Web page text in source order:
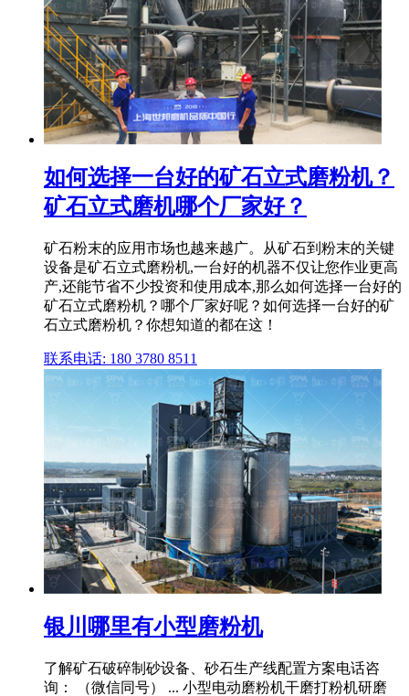
如何选择一台好的矿石立式磨粉机？
矿石立式磨机哪个厂家好？
矿石粉末的应用市场也越来越广。从矿石到粉末的关键
设备是矿石立式磨粉机,一台好的机器不仅让您作业更高
产,还能节省不少投资和使用成本,那么如何选择一台好的
矿石立式磨粉机？哪个厂家好呢？如何选择一台好的矿
石立式磨粉机？你想知道的都在这！
联系电话: 180 3780 8511
银川哪里有小型磨粉机
了解矿石破碎制砂设备、砂石生产线配置方案电话咨
询： （微信同号） ... 小型电动磨粉机干磨打粉机研磨